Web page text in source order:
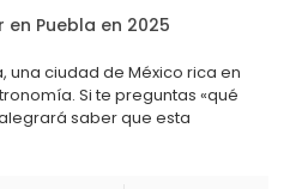
en Puebla en 2025
una ciudad de México rica en
Si te preguntas «qué
saber que esta